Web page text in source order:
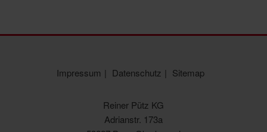
Impressum Datenschutz Sitemap
Reiner Pütz KG
Adrianstr. 173a